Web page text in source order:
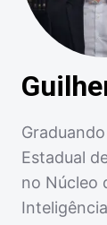
Estadual
no Núcleo